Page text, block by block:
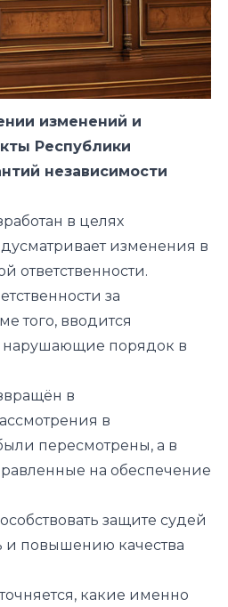
изменений и
Республики
независимости
в целях
изменения в
за
того, вводится
нарушающие порядок в
в
в
пересмотрены, а в
на обеспечение
защите судей
и повышению качества
какие именно
суда или
меры